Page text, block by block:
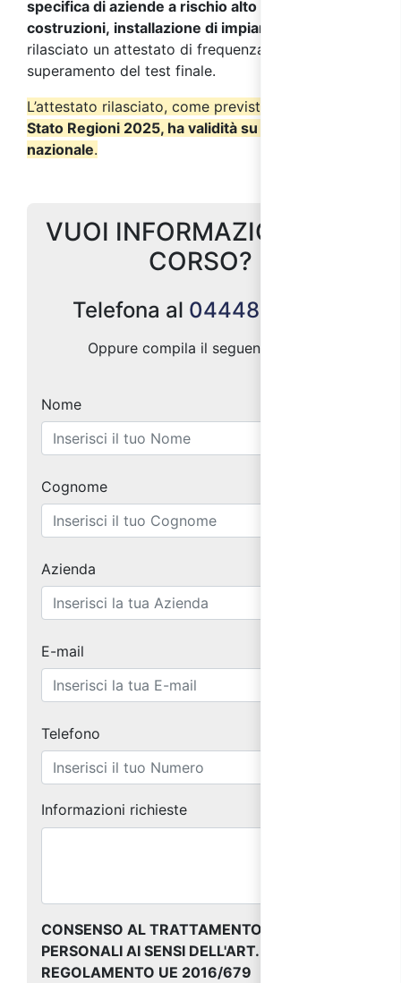
specifica di aziende a rischio alto del settore
costruzioni, installazione di impianti
rilasciato un attestato di frequenza a seguito del
superamento del test finale.
L’attestato rilasciato, come previsto dall’
Stato Regioni 2025, ha validità su tutto il territorio
nazionale.
VUOI INFORMAZIONI SUL
CORSO?
Telefona al 0444887004
Oppure compila il seguente form:
Nome
Cognome
Azienda
E-mail
Telefono
Informazioni richieste
CONSENSO AL TRATTAMENTO DEI DATI
PERSONALI AI SENSI DELL'ART. 13 DEL
REGOLAMENTO UE 2016/679